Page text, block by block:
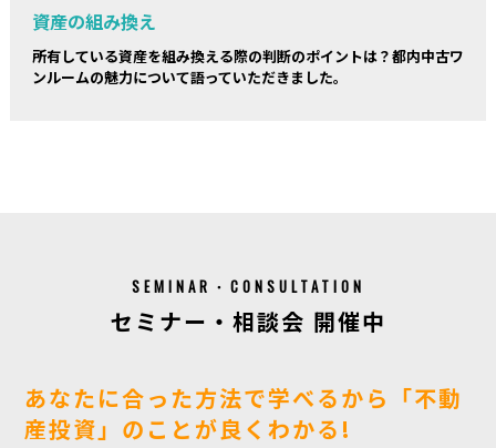
資産の組み換え
所有している資産を組み換える際の判断のポイントは？都内中古ワ
ンルームの魅力について語っていただきました。
SEMINAR・CONSULTATION
セミナー・相談会 開催中
あなたに合った方法で学べるから「不動
産投資」のことが良くわかる!